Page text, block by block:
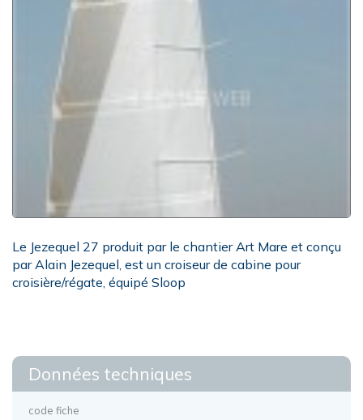
Le Jezequel 27 produit par le chantier Art Mare et conçu
par Alain Jezequel, est un croiseur de cabine pour
croisière/régate, équipé Sloop
Données techniques
code fiche